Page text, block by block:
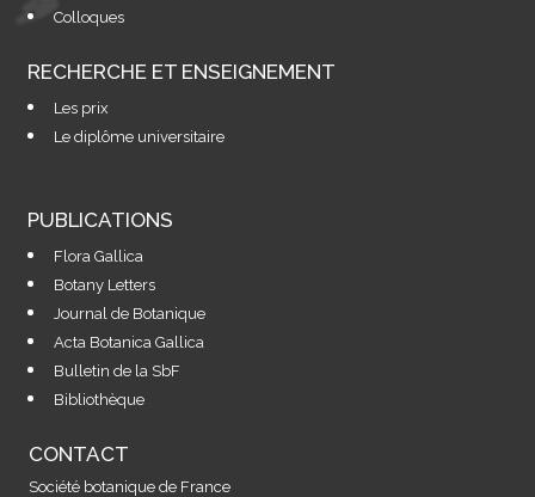
Colloques
RECHERCHE ET ENSEIGNEMENT
Les prix
Le diplôme universitaire
PUBLICATIONS
Flora Gallica
Botany Letters
Journal de Botanique
Acta Botanica Gallica
Bulletin de la SbF
Bibliothèque
CONTACT
Société botanique de France